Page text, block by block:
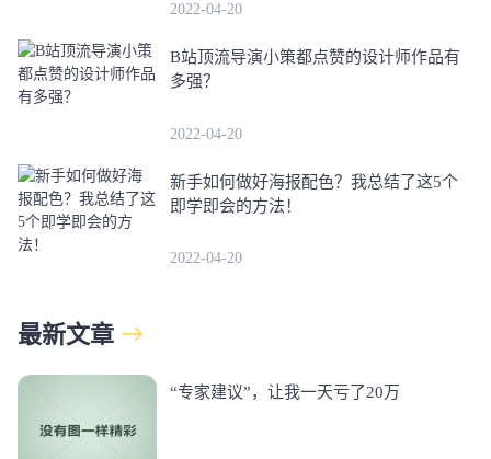
2022-04-20
B站顶流导演小策都点赞的设计师作品有
多强？
2022-04-20
新手如何做好海报配色？我总结了这5个
即学即会的方法！
2022-04-20
最新文章
“专家建议”，让我一天亏了20万